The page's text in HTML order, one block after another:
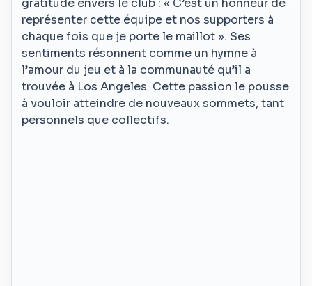
gratitude envers le club : « C’est un honneur de
représenter cette équipe et nos supporters à
chaque fois que je porte le maillot ». Ses
sentiments résonnent comme un hymne à
l’amour du jeu et à la communauté qu’il a
trouvée à Los Angeles. Cette passion le pousse
à vouloir atteindre de nouveaux sommets, tant
personnels que collectifs.